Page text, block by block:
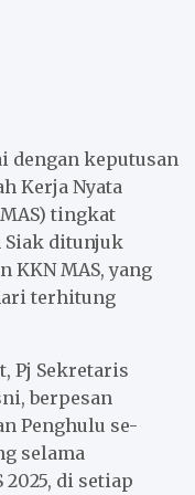
dengan keputusan
Kerja Nyata
tingkat
Siak ditunjuk
KKN MAS, yang
terhitung
Pj Sekretaris
berpesan
Penghulu se-
selama
di setiap